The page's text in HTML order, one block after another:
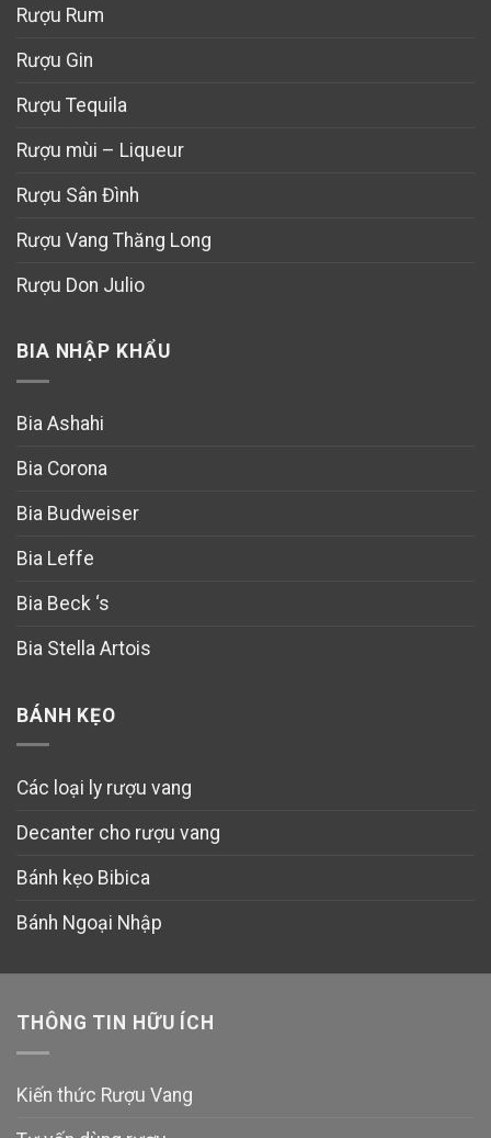
Rượu Rum
Rượu Gin
Rượu Tequila
Rượu mùi – Liqueur
Rượu Sân Đình
Rượu Vang Thăng Long
Rượu Don Julio
BIA NHẬP KHẨU
Bia Ashahi
Bia Corona
Bia Budweiser
Bia Leffe
Bia Beck ‘s
Bia Stella Artois
BÁNH KẸO
Các loại ly rượu vang
Decanter cho rượu vang
Bánh kẹo Bibica
Bánh Ngoại Nhập
THÔNG TIN HỮU ÍCH
Kiến thức Rượu Vang